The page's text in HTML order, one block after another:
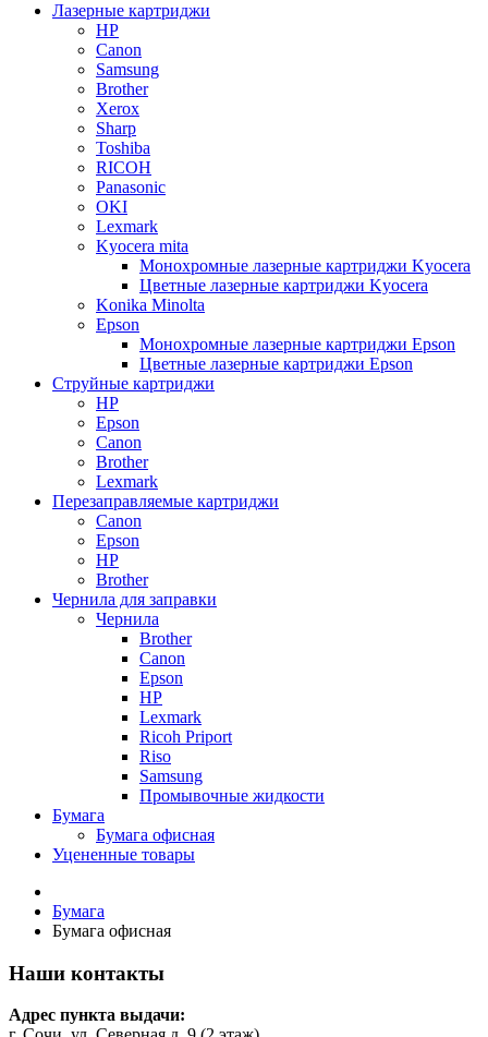
Лазерные картриджи
HP
Canon
Samsung
Brother
Xerox
Sharp
Toshiba
RICOH
Panasonic
OKI
Lexmark
Kyocera mita
Монохромные лазерные картриджи Kyocera
Цветные лазерные картриджи Kyocera
Konika Minolta
Epson
Монохромные лазерные картриджи Epson
Цветные лазерные картриджи Epson
Струйные картриджи
HP
Epson
Canon
Brother
Lexmark
Перезаправляемые картриджи
Canon
Epson
HP
Brother
Чернила для заправки
Чернила
Brother
Canon
Epson
HP
Lexmark
Ricoh Priport
Riso
Samsung
Промывочные жидкости
Бумага
Бумага офисная
Уцененные товары
Бумага
Бумага офисная
Наши контакты
Адрес пункта выдачи: